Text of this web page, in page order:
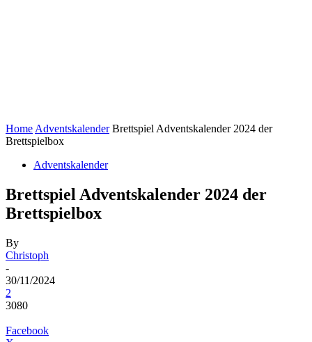
Home Adventskalender Brettspiel Adventskalender 2024 der
Brettspielbox
Adventskalender
Brettspiel Adventskalender 2024 der
Brettspielbox
By
Christoph
-
30/11/2024
2
3080
Facebook